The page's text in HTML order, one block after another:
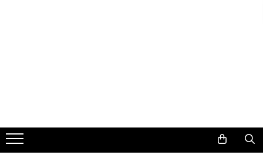
Volkswagen